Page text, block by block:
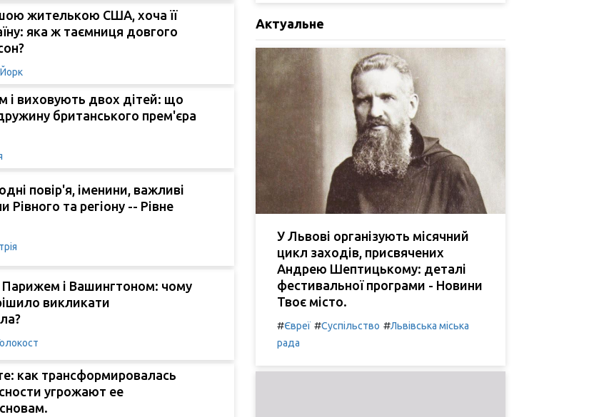
жителькою США, хоча її
яка ж таємниця довгого
і виховують двох дітей: що
британського прем'єра
повір'я, іменини, важливі
Рівного та регіону -- Рівне
і Вашингтоном: чому
викликати
как трансформировалась
угрожают ее
Актуальне
У Львові організують місячний
цикл заходів, присвячених
Андрею Шептицькому: деталі
фестивальної програми - Новини
Твоє місто.
#Євреї #Суспільство #Львівська міська
рада